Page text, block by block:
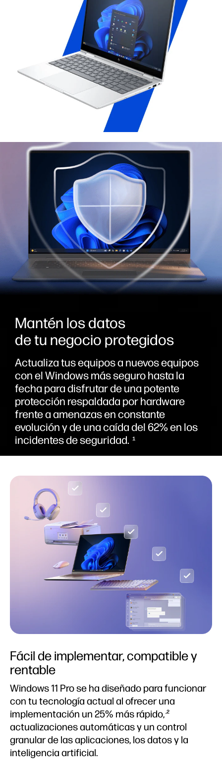
Mantén los datos
de tu negocio protegidos
Actualiza tus equipos a nuevos equipos
con el Windows más seguro hasta la
fecha para disfrutar de una potente
protección respaldada por hardware
frente a amenazas en constante
evolución y de una caída del 62% en los
incidentes de seguridad. 1
Fácil de implementar, compatible y
rentable
Windows 11 Pro se ha diseñado para funcionar
con tu tecnología actual al ofrecer una
implementación un 25% más rápido,,2
actualizaciones automáticas y un control
granular de las aplicaciones, los datos y la
inteligencia artificial.